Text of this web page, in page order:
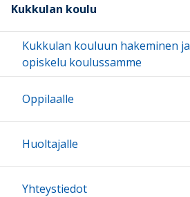
Kukkulan koulu
Kukkulan kouluun hakeminen ja
opiskelu koulussamme
Oppilaalle
Huoltajalle
Yhteystiedot